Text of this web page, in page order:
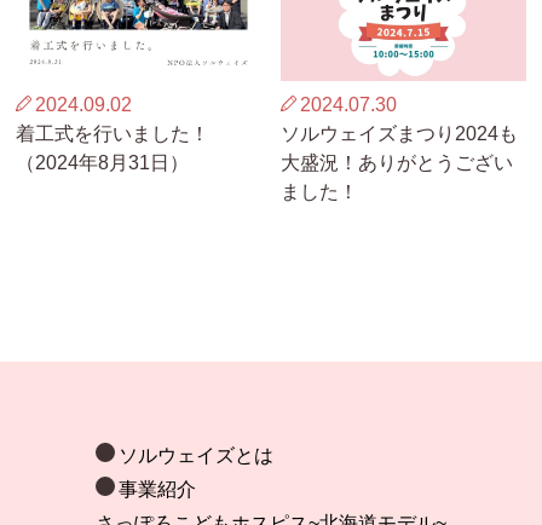
2024.09.02
着工式を行いました！
（2024年8月31日）
2024.07.30
ソルウェイズまつり2024も
大盛況！ありがとうござい
ました！
ソルウェイズとは
事業紹介